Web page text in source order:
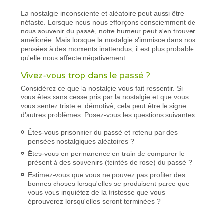
La nostalgie inconsciente et aléatoire peut aussi être
néfaste. Lorsque nous nous efforçons consciemment de
nous souvenir du passé, notre humeur peut s'en trouver
améliorée. Mais lorsque la nostalgie s'immisce dans nos
pensées à des moments inattendus, il est plus probable
qu'elle nous affecte négativement.
Vivez-vous trop dans le passé ?
Considérez ce que la nostalgie vous fait ressentir. Si
vous êtes sans cesse pris par la nostalgie et que vous
vous sentez triste et démotivé, cela peut être le signe
d'autres problèmes. Posez-vous les questions suivantes:
Êtes-vous prisonnier du passé et retenu par des
pensées nostalgiques aléatoires ?
Êtes-vous en permanence en train de comparer le
présent à des souvenirs (teintés de rose) du passé ?
Estimez-vous que vous ne pouvez pas profiter des
bonnes choses lorsqu'elles se produisent parce que
vous vous inquiétez de la tristesse que vous
éprouverez lorsqu'elles seront terminées ?